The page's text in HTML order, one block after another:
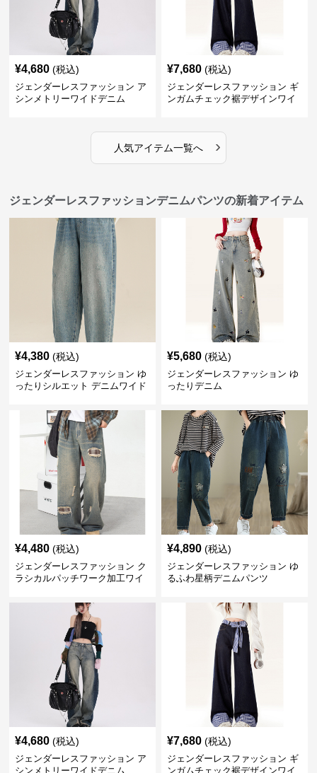
¥4,680 (税込)
ジェンダーレスファッション ア
シンメトリーワイドデニム
¥7,680 (税込)
ジェンダーレスファッション ギ
ンガムチェック裾デザインワイ
人気アイテム一覧へ ›
ジェンダーレスファッションデニムパンツの新着アイテム
¥4,380 (税込)
ジェンダーレスファッション ゆ
ったりシルエット デニムワイド
¥5,680 (税込)
ジェンダーレスファッション ゆ
ったりデニム
¥4,480 (税込)
ジェンダーレスファッション ク
ラシカルパッチワーク加工ワイ
¥4,890 (税込)
ジェンダーレスファッション ゆ
るふわ星柄デニムパンツ
¥4,680 (税込)
ジェンダーレスファッション ア
シンメトリーワイドデニム
¥7,680 (税込)
ジェンダーレスファッション ギ
ンガムチェック裾デザインワイ